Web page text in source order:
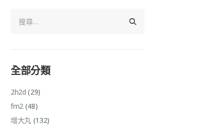
全部分類
2h2d (29)
fm2(48)
增大丸(132)